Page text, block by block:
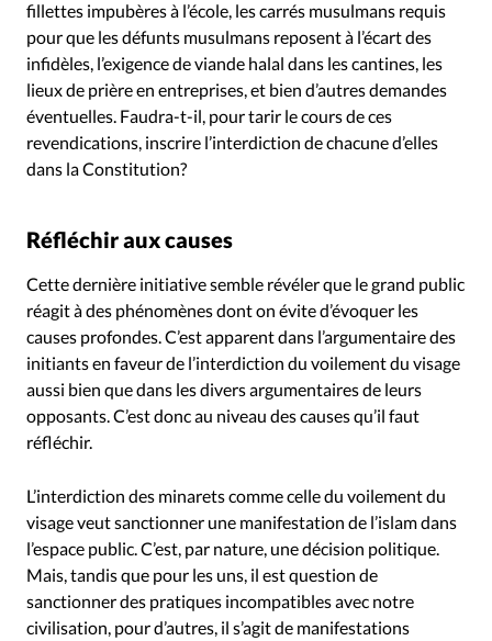
fillettes impubères à l’école, les carrés musulmans requis
pour que les défunts musulmans reposent à l’écart des
infidèles, l’exigence de viande halal dans les cantines, les
lieux de prière en entreprises, et bien d’autres demandes
éventuelles. Faudra-t-il, pour tarir le cours de ces
revendications, inscrire l’interdiction de chacune d’elles
dans la Constitution?
Réfléchir aux causes
Cette dernière initiative semble révéler que le grand public
réagit à des phénomènes dont on évite d’évoquer les
causes profondes. C’est apparent dans l’argumentaire des
initiants en faveur de l’interdiction du voilement du visage
aussi bien que dans les divers argumentaires de leurs
opposants. C’est donc au niveau des causes qu’il faut
réfléchir.
L’interdiction des minarets comme celle du voilement du
visage veut sanctionner une manifestation de l’islam dans
l’espace public. C’est, par nature, une décision politique.
Mais, tandis que pour les uns, il est question de
sanctionner des pratiques incompatibles avec notre
civilisation, pour d’autres, il s’agit de manifestations